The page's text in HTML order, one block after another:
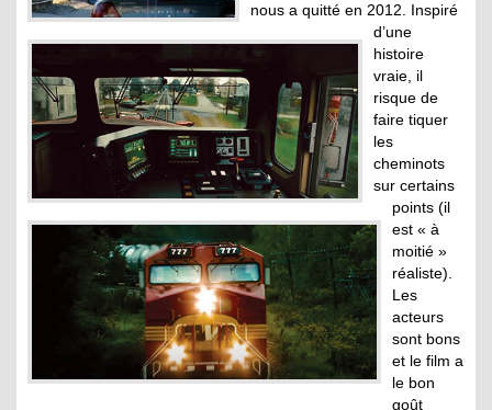
nous a quitté en 2012. Inspiré
d’une
histoire
vraie, il
risque de
faire tiquer
les
cheminots
sur certains
points (il
est « à
moitié »
réaliste).
Les
acteurs
sont bons
et le film a
le bon
goût